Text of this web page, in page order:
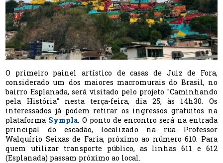
O primeiro painel artístico de casas de Juiz de Fora,
considerado um dos maiores macromurais do Brasil, no
bairro Esplanada, será visitado pelo projeto "Caminhando
pela História" nesta terça-feira, dia 25, às 14h30. Os
interessados já podem retirar os ingressos gratuitos na
plataforma Sympla. O ponto de encontro será na entrada
principal do escadão, localizado na rua Professor
Walquírio Seixas de Faria, próximo ao número 610. Para
quem utilizar transporte público, as linhas 611 e 612
(Esplanada) passam próximo ao local.